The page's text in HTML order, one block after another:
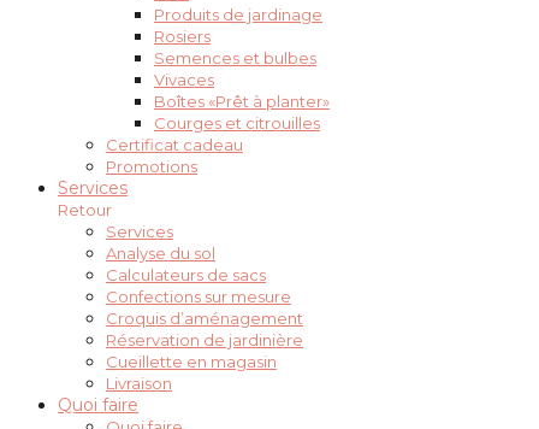
Produits de jardinage
Rosiers
Semences et bulbes
Vivaces
Boîtes «Prêt à planter»
Courges et citrouilles
Certificat cadeau
Promotions
Services
Retour
Services
Analyse du sol
Calculateurs de sacs
Confections sur mesure
Croquis d’aménagement
Réservation de jardinière
Cueillette en magasin
Livraison
Quoi faire